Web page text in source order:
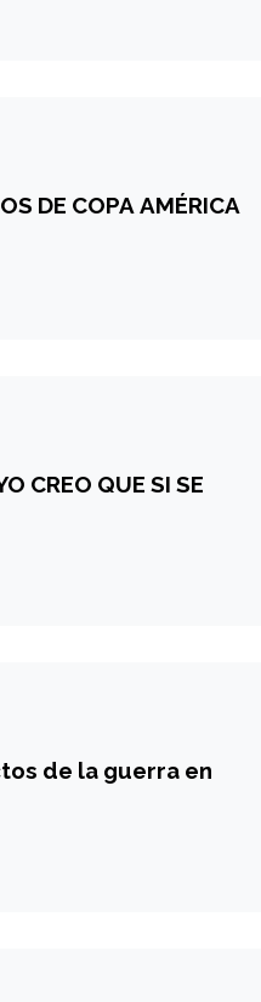
DE COPA AMÉRICA
CREO QUE SI SE
de la guerra en